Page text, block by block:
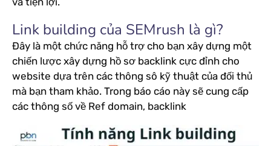
Link building của SEMrush là gì?
Đây là một chức năng hỗ trợ cho bạn xây dựng một
chiến lược xây dựng hồ sơ backlink cực đỉnh cho
website dựa trên các thông sô kỹ thuật của đối thủ
mà bạn tham khảo. Trong báo cáo này sẽ cung cấp
các thông số về Ref domain, backlink